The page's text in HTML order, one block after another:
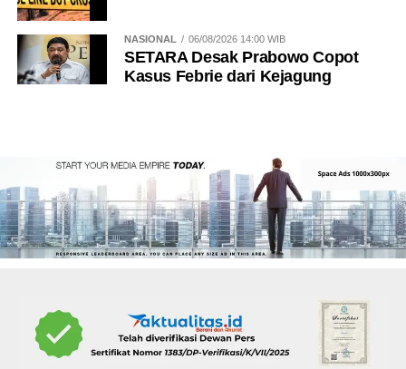
NASIONAL 06/08/2026 14:00 WIB
SETARA Desak Prabowo Copot
Kasus Febrie dari Kejagung